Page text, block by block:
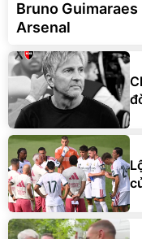
Bruno
Arsenal